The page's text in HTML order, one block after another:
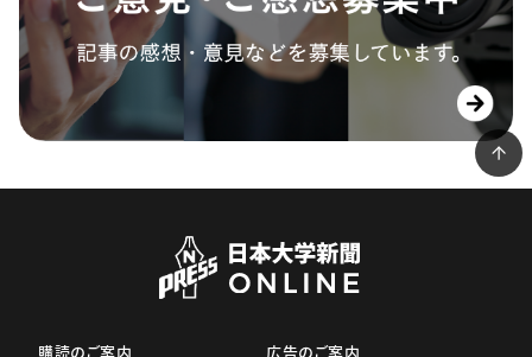
購読のご案内 広告のご案内